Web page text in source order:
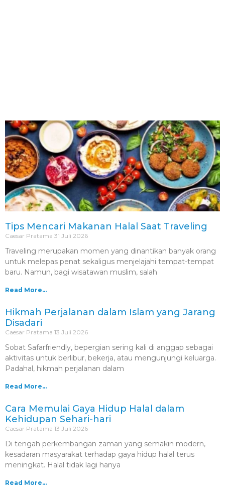
Tips Mencari Makanan Halal Saat Traveling
Caesar Pratama 31 Juli 2026
Traveling merupakan momen yang dinantikan banyak orang
untuk melepas penat sekaligus menjelajahi tempat-tempat
baru. Namun, bagi wisatawan muslim, salah
Read More...
Hikmah Perjalanan dalam Islam yang Jarang
Disadari
Caesar Pratama 13 Juli 2026
Sobat Safarfriendly, bepergian sering kali di anggap sebagai
aktivitas untuk berlibur, bekerja, atau mengunjungi keluarga.
Padahal, hikmah perjalanan dalam
Read More...
Cara Memulai Gaya Hidup Halal dalam
Kehidupan Sehari-hari
Caesar Pratama 13 Juli 2026
Di tengah perkembangan zaman yang semakin modern,
kesadaran masyarakat terhadap gaya hidup halal terus
meningkat. Halal tidak lagi hanya
Read More...